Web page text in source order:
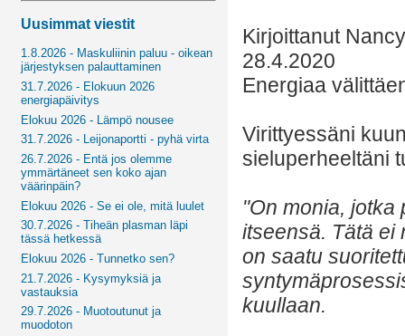
Uusimmat viestit
1.8.2026 - Maskuliinin paluu - oikean
järjestyksen palauttaminen
31.7.2026 - Elokuun 2026
energiapäivitys
Elokuu 2026 - Lämpö nousee
31.7.2026 - Leijonaportti - pyhä virta
26.7.2026 - Entä jos olemme
ymmärtäneet sen koko ajan
väärinpäin?
Elokuu 2026 - Se ei ole, mitä luulet
30.7.2026 - Tiheän plasman läpi
tässä hetkessä
Elokuu 2026 - Tunnetko sen?
21.7.2026 - Kysymyksiä ja
vastauksia
29.7.2026 - Muotoutunut ja
muodoton
Kirjoittanut
28.4.2020
Energiaa
Virittyessäni
sieluperheeltäni
"On monia, jotka
itseensä. Tätä ei
on saatu
kuullaan.